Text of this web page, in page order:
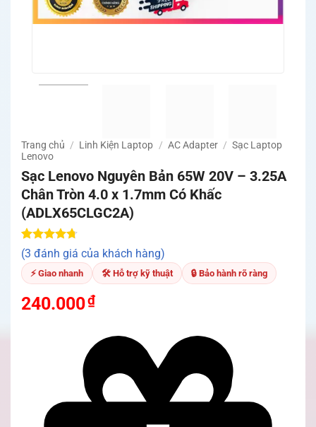
Trang chủ / Linh Kiện Laptop / AC Adapter / Sạc Laptop
Lenovo
Sạc Lenovo Nguyên Bản 65W 20V – 3.25A
Chân Tròn 4.0 x 1.7mm Có Khấc
(ADLX65CLGC2A)
4.67trên
5 dựa trên
3
đánh giá
(3 đánh giá của khách hàng)
⚡ Giao nhanh 🛠 Hỗ trợ kỹ thuật 🔒 Bảo hành rõ ràng
240.000₫